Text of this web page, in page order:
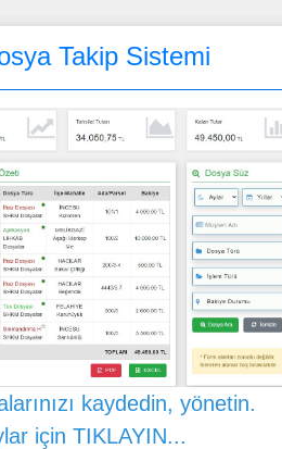
Takip Sistemi
kaydedin, yönetin.
için TIKLAYIN...